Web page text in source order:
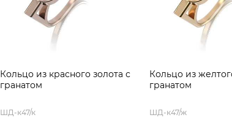
Кольцо из красного золота с
гранатом
ШД-к47/к
Кольцо из
гранатом
ШД-к47/ж